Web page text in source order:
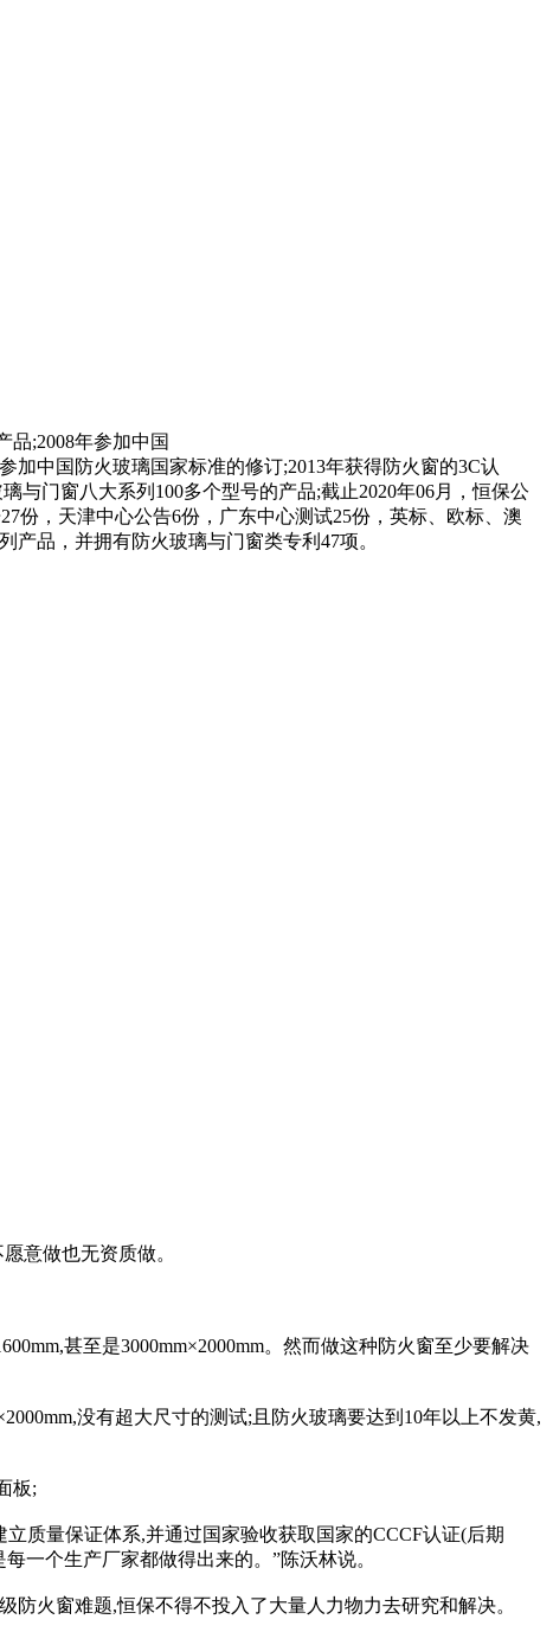
品;2008年参加中国
加中国防火玻璃国家标准的修订;2013年获得防火窗的3C认
与门窗八大系列100多个型号的产品;截止2020年06月，恒保公
份，天津中心公告6份，广东中心测试25份，英标、欧标、澳
产品，并拥有防火玻璃与门窗类专利47项。
意做也无资质做。
甚至是3000mm×2000mm。然而做这种防火窗至少要解决
没有超大尺寸的测试;且防火玻璃要达到10年以上不发黄,
板;
质量保证体系,并通过国家验收获取国家的CCCF认证(后期
一个生产厂家都做得出来的。”陈沃林说。
防火窗难题,恒保不得不投入了大量人力物力去研究和解决。